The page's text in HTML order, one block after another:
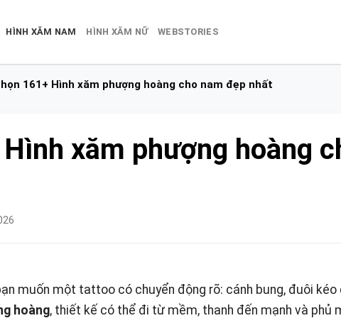
HÌNH XĂM NAM HÌNH XĂM NỮ WEBSTORIES
161+ Hình xăm phượng hoàng cho nam đẹp nhất
xăm phượng hoàng
muốn một tattoo có chuyển động rõ: cánh bung, đuôi kéo
hoàng, thiết kế có thể đi từ mềm, thanh đến mạnh và phủ